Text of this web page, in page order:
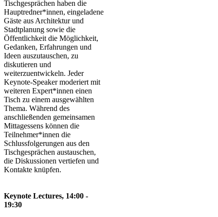
Tischgesprächen haben die
Hauptredner*innen, eingeladene
Gäste aus Architektur und
Stadtplanung sowie die
Öffentlichkeit die Möglichkeit,
Gedanken, Erfahrungen und
Ideen auszutauschen, zu
diskutieren und
weiterzuentwickeln. Jeder
Keynote-Speaker moderiert mit
weiteren Expert*innen einen
Tisch zu einem ausgewählten
Thema. Während des
anschließenden gemeinsamen
Mittagessens können die
Teilnehmer*innen die
Schlussfolgerungen aus den
Tischgesprächen austauschen,
die Diskussionen vertiefen und
Kontakte knüpfen.
Keynote Lectures, 14:00 -
19:30